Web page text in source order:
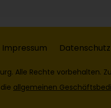
Impressum Datenschutz
Alle Rechte vorbehalten.
allgemeinen